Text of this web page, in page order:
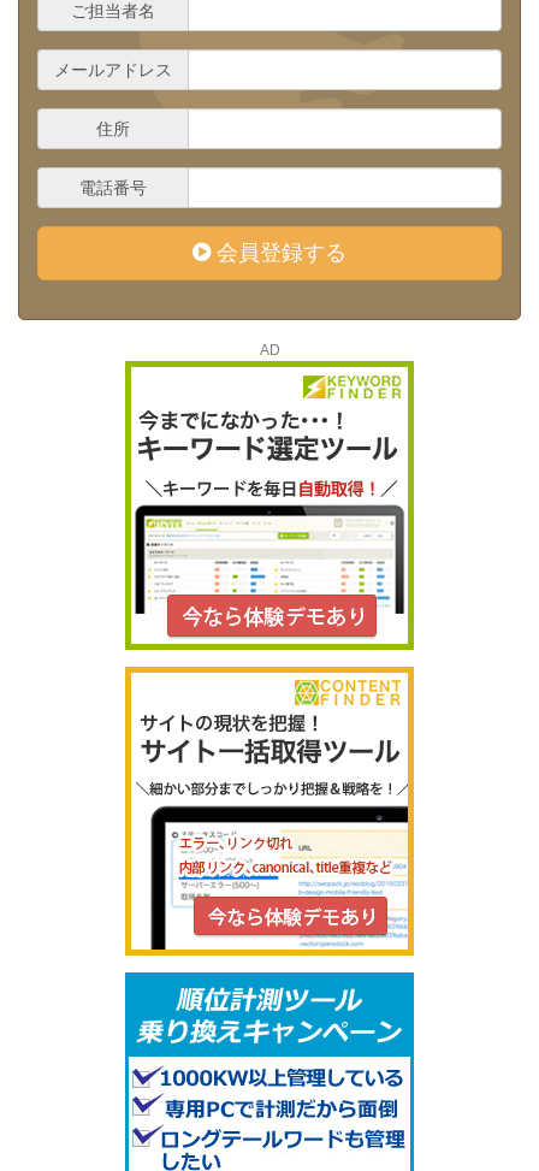
ご担当者名
メールアドレス
住所
電話番号
会員登録する
AD